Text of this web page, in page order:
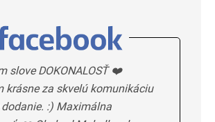
slove DOKONALOSŤ ❤️
krásne za skvelú komunikáciu
:) Maximálna